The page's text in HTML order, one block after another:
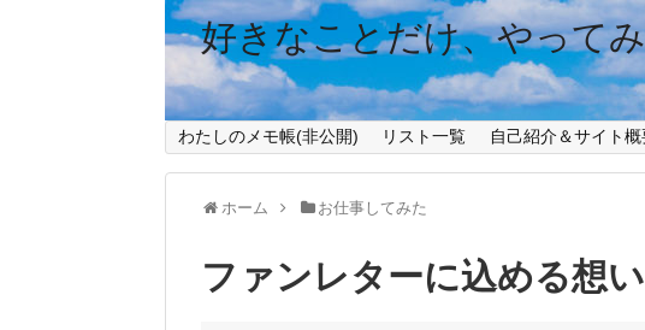
好きなことだけ、やって
わたしのメモ帳(非公開) リスト一覧 自己紹介＆サイト概
ホーム お仕事してみた
ファンレターに込める想い